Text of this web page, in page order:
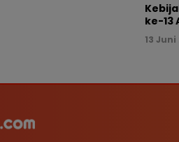
ke-13
13 Juni